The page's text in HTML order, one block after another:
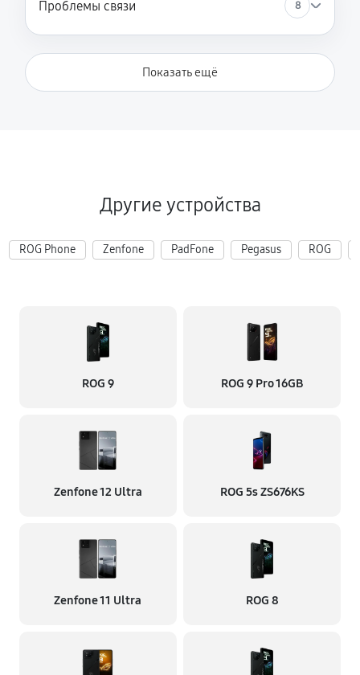
Проблемы связи 8
Показать ещё
Другие устройства
ROG Phone Zenfone PadFone Pegasus ROG
ROG 9 ROG 9 Pro 16GB
Zenfone 12 Ultra ROG 5s ZS676KS
Zenfone 11 Ultra ROG 8